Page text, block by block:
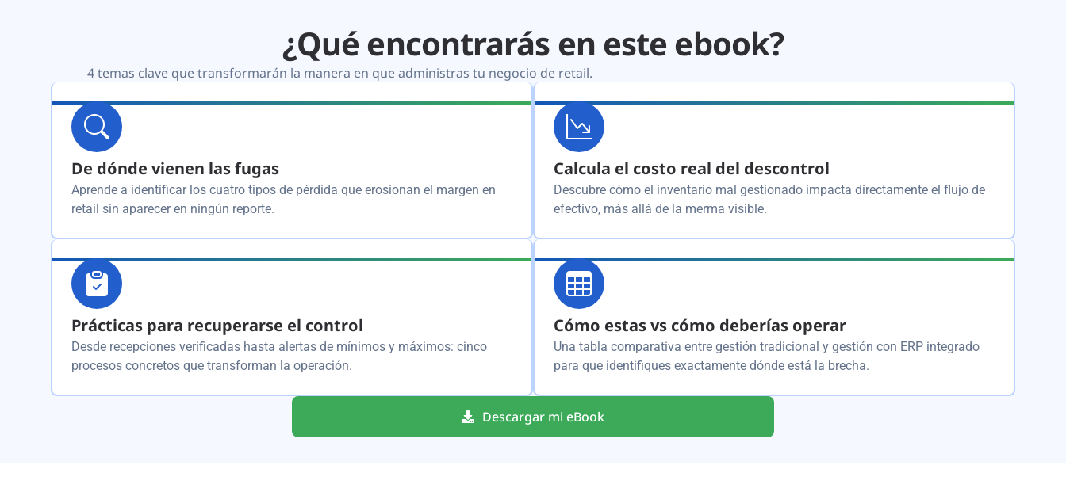
¿Qué encontrarás en este ebook?
4 temas clave que transformarán la manera en que administras tu negocio de retail.
De dónde vienen las fugas
Aprende a identificar los cuatro tipos de pérdida que erosionan el margen en
retail sin aparecer en ningún reporte.
Calcula el costo real del descontrol
Descubre cómo el inventario mal gestionado impacta directamente el flujo de
efectivo, más allá de la merma visible.
Prácticas para recuperarse el control
Desde recepciones verificadas hasta alertas de mínimos y máximos: cinco
procesos concretos que transforman la operación.
Cómo estas vs cómo deberías operar
Una tabla comparativa entre gestión tradicional y gestión con ERP integrado
para que identifiques exactamente dónde está la brecha.
Descargar mi eBook